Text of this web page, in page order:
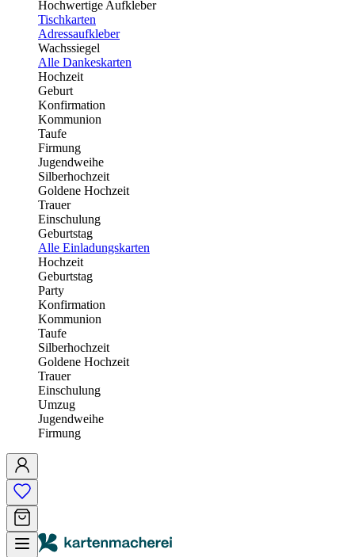
Hochwertige Aufkleber
Tischkarten
Adressaufkleber
Wachssiegel
Alle Dankeskarten
Hochzeit
Geburt
Konfirmation
Kommunion
Taufe
Firmung
Jugendweihe
Silberhochzeit
Goldene Hochzeit
Trauer
Einschulung
Geburtstag
Alle Einladungskarten
Hochzeit
Geburtstag
Party
Konfirmation
Kommunion
Taufe
Silberhochzeit
Goldene Hochzeit
Trauer
Einschulung
Umzug
Jugendweihe
Firmung